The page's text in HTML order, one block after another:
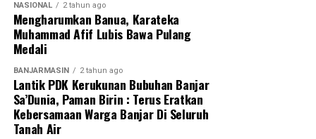
NASIONAL 2 tahun ago
Mengharumkan Banua, Karateka
Muhammad Afif Lubis Bawa Pulang
Medali
BANJARMASIN 2 tahun ago
Lantik PDK Kerukunan Bubuhan Banjar
Sa’Dunia, Paman Birin : Terus Eratkan
Kebersamaan Warga Banjar Di Seluruh
Tanah Air